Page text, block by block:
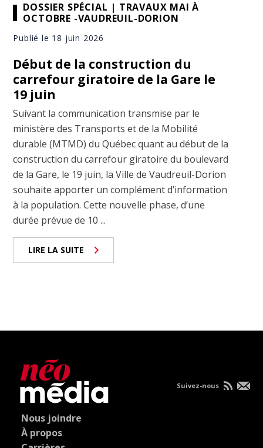
DOSSIER SPÉCIAL | TRAVAUX MAI À
OCTOBRE -VAUDREUIL-DORION
Publié le 18 juin 2026
Début de la construction du
carrefour giratoire de la Gare le
19 juin
Suivant la communication transmise par le
ministère des Transports et de la Mobilité
durable (MTMD) du Québec quant au début de la
construction du carrefour giratoire du boulevard
de la Gare, le 19 juin, la Ville de Vaudreuil-Dorion
souhaite apporter un complément d’information
à la population. Cette nouvelle phase, d’une
durée prévue de 10 ...
LIRE LA SUITE
Nous joindre
À propos
Suivez-nous